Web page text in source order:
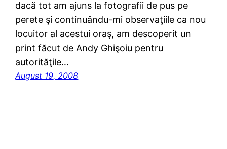
dacă tot am ajuns la fotografii de pus pe
perete şi continuându-mi observaţiile ca nou
locuitor al acestui oraş, am descoperit un
print făcut de Andy Ghişoiu pentru
autorităţile…
August 19, 2008